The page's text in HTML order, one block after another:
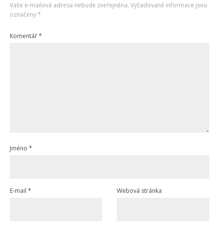
Vaše e-mailová adresa nebude zveřejněna. Vyžadované informace jsou
označeny*
Komentář*
Jméno *
E-mail * Webová stránka